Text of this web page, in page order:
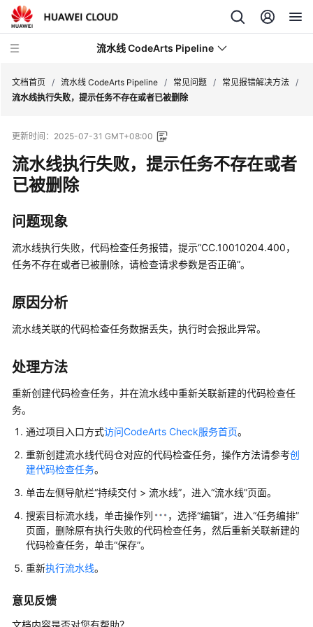
流水线 CodeArts Pipeline
新
动
态
品
绍
速
门
用
户
指
最
佳
实
践
API
参
考
见
文档首页 / 流水线 CodeArts Pipeline / 常见问题 / 常见报错解决方法 /
流水线执行失败，提示任务不存在或者已被删除
更新时间： 2025-07-31 GMT+08:00
流水线执行失败，提示任务不存在或者
已被删除
问题现象
流水线执行失败，代码检查任务报错，提示“CC.10010204.400，
任务不存在或者已被删除，请检查请求参数是否正确”。
原因分析
流水线关联的代码检查任务数据丢失，执行时会报此异常。
处理方法
重新创建代码检查任务，并在流水线中重新关联新建的代码检查任
务。
通过项目入口方式访问CodeArts Check服务首页。
重新创建流水线代码仓对应的代码检查任务，操作方法请参考创
建代码检查任务。
单击左侧导航栏“持续交付 > 流水线”，进入“流水线”页面。
搜索目标流水线，单击操作列
，选择“编辑”，进入“任务编排”
页面，删除原有执行失败的代码检查任务，然后重新关联新建的
代码检查任务，单击“保存”。
重新执行流水线。
意见反馈
文档内容是否对您有帮助？